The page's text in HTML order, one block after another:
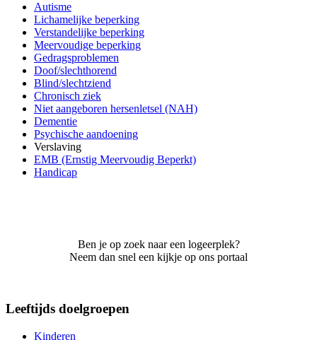
Autisme
Lichamelijke beperking
Verstandelijke beperking
Meervoudige beperking
Gedragsproblemen
Doof/slechthorend
Blind/slechtziend
Chronisch ziek
Niet aangeboren hersenletsel (NAH)
Dementie
Psychische aandoening
Verslaving
EMB (Ernstig Meervoudig Beperkt)
Handicap
Ben je op zoek naar een logeerplek?
Neem dan snel een kijkje op ons portaal
Leeftijds doelgroepen
Kinderen